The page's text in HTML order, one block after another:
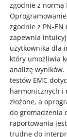
zgodnie z normą
Oprogramowanie
zgodnie z PN-EN
zapewnia
użytkownika dla
który umożliwia
analizę wyników.
testów EMC
harmonicznych i
złożone, a
do gromadzenia
raportowania
trudne do